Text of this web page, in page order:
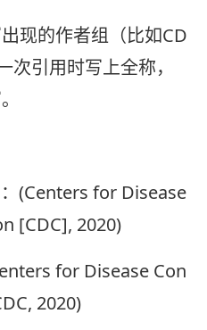
现的作者组（比如CD
次引用时写上全称，
(Centers for Disease
[CDC], 2020)
for Disease Con
2020)